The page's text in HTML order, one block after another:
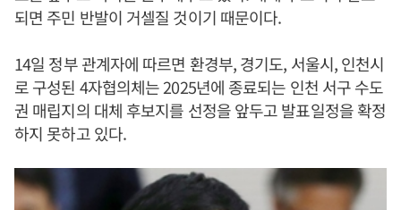
되면 주민 반발이 거셀질 것이기 때문이다.
14일 정부 관계자에 따르면 환경부, 경기도, 서울시, 인천시
로 구성된 4자협의체는 2025년에 종료되는 인천 서구 수도
권 매립지의 대체 후보지를 선정을 앞두고 발표일정을 확정
하지 못하고 있다.